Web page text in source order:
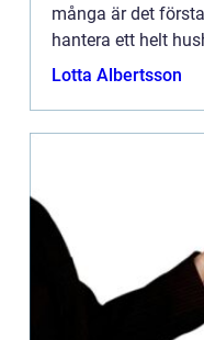
många är det
hantera ett helt
Lotta Albertsson